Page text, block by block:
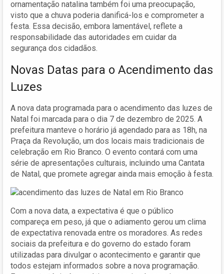
ornamentação natalina também foi uma preocupação,
visto que a chuva poderia danificá-los e comprometer a
festa. Essa decisão, embora lamentável, reflete a
responsabilidade das autoridades em cuidar da
segurança dos cidadãos.
Novas Datas para o Acendimento das
Luzes
A nova data programada para o acendimento das luzes de
Natal foi marcada para o dia 7 de dezembro de 2025. A
prefeitura manteve o horário já agendado para as 18h, na
Praça da Revolução, um dos locais mais tradicionais de
celebração em Rio Branco. O evento contará com uma
série de apresentações culturais, incluindo uma Cantata
de Natal, que promete agregar ainda mais emoção à festa.
Com a nova data, a expectativa é que o público
compareça em peso, já que o adiamento gerou um clima
de expectativa renovada entre os moradores. As redes
sociais da prefeitura e do governo do estado foram
utilizadas para divulgar o acontecimento e garantir que
todos estejam informados sobre a nova programação.